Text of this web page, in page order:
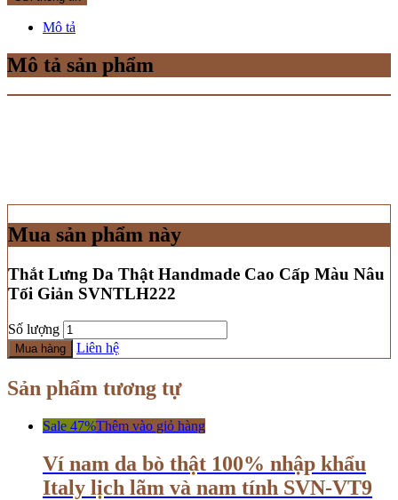
Mô tả
Mô tả sản phẩm
Mua sản phẩm này
Thắt Lưng Da Thật Handmade Cao Cấp Màu Nâu
Tối Giản SVNTLH222
Số lượng
Mua hàng Liên hệ
Sản phẩm tương tự
Sale 47%Thêm vào giỏ hàng
Ví nam da bò thật 100% nhập khẩu
Italy lịch lãm và nam tính SVN-VT9